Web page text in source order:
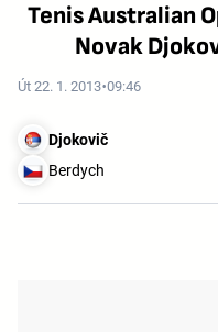
Tenis Australian
Novak
Út 22. 1. 2013 09:46
Djokovič
Berdych